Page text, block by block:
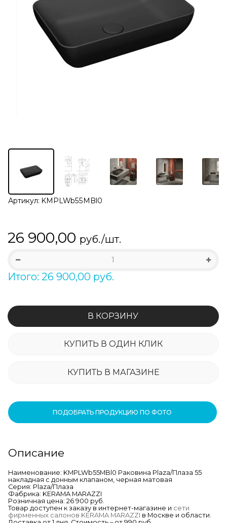
Артикул: KMPLWb55MBl0
26 900,00 руб./шт.
Итого: 26 900,00 руб.
В КОРЗИНУ
КУПИТЬ В ОДИН КЛИК
КУПИТЬ В МАГАЗИНЕ
ПОДОБРАТЬ ПРОДУКЦИЮ ПО ФОТО
Описание
Наименование: KMPLWb55MBl0 Раковина Plaza/Плаза 55
накладная с донным клапаном, черная матовая
Серия: Plaza/Плаза
Фабрика: KERAMA MARAZZI
Розничная цена: 26 900 руб.
Товар доступен к заказу в интернет-магазине и сети
фирменных салонов KERAMA MARAZZI в Москве и области.